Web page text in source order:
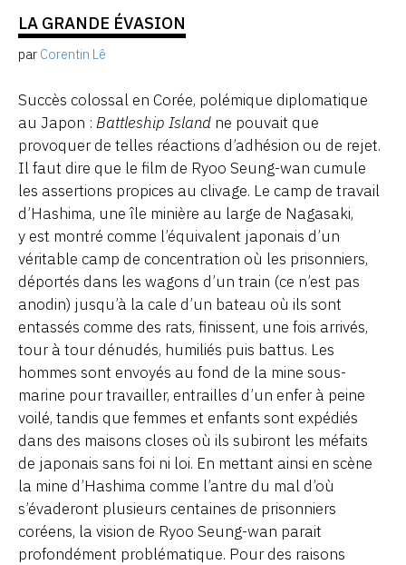
LA GRANDE ÉVASION
par Corentin Lê
Succès colossal en Corée, polémique diplomatique
au Japon : Battleship Island ne pouvait que
provoquer de telles réactions d’adhésion ou de rejet.
Il faut dire que le film de Ryoo Seung-wan cumule
les assertions propices au clivage. Le camp de travail
d’Hashima, une île minière au large de Nagasaki,
y est montré comme l’équivalent japonais d’un
véritable camp de concentration où les prisonniers,
déportés dans les wagons d’un train (ce n’est pas
anodin) jusqu’à la cale d’un bateau où ils sont
entassés comme des rats, finissent, une fois arrivés,
tour à tour dénudés, humiliés puis battus. Les
hommes sont envoyés au fond de la mine sous-
marine pour travailler, entrailles d’un enfer à peine
voilé, tandis que femmes et enfants sont expédiés
dans des maisons closes où ils subiront les méfaits
de japonais sans foi ni loi. En mettant ainsi en scène
la mine d’Hashima comme l’antre du mal d’où
s’évaderont plusieurs centaines de prisonniers
coréens, la vision de Ryoo Seung-wan parait
profondément problématique. Pour des raisons